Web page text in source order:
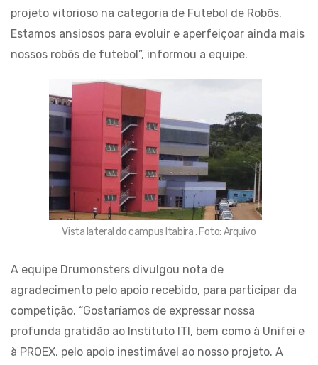
projeto vitorioso na categoria de Futebol de Robôs.
Estamos ansiosos para evoluir e aperfeiçoar ainda mais
nossos robôs de futebol”, informou a equipe.
Vista lateral do campus Itabira . Foto: Arquivo
A equipe Drumonsters divulgou nota de
agradecimento pelo apoio recebido, para participar da
competição. “Gostaríamos de expressar nossa
profunda gratidão ao Instituto ITI, bem como à Unifei e
à PROEX, pelo apoio inestimável ao nosso projeto. A